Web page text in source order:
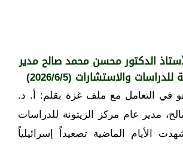
الدكتور محسن محمد صالح مدير
والاستشارات (2026/6/5)
في التعامل مع ملف غزة بقلم: أ. د.
مدير عام مركز الزيتونة للدراسات
الأيام الماضية تصعيداً إسرائيلياً